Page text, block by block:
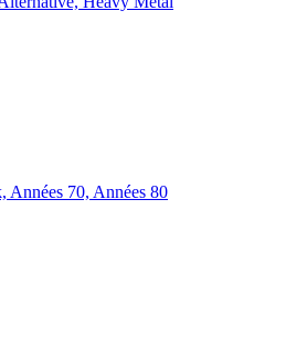
Années 70, Années 80